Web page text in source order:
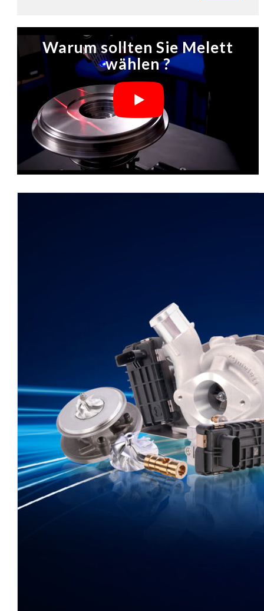
Warum sollten Sie Melett
wählen ?